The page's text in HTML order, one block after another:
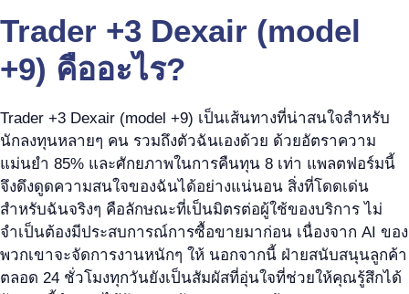
Trader +3 Dexair (model
+9) คืออะไร?
Trader +3 Dexair (model +9) เป็นเส้นทางที่น่าสนใจสำหรับ
นักลงทุนหลายๆ คน รวมถึงตัวฉันเองด้วย ด้วยอัตราความ
แม่นยำ 85% และศักยภาพในการคืนทุน 8 เท่า แพลตฟอร์มนี้
จึงดึงดูดความสนใจของฉันได้อย่างแน่นอน สิ่งที่โดดเด่น
สำหรับฉันจริงๆ คือลักษณะที่เป็นมิตรต่อผู้ใช้ของบริการ ไม่
จำเป็นต้องมีประสบการณ์การซื้อขายมาก่อน เนื่องจาก AI ของ
พวกเขาจะจัดการงานหนักๆ ให้ นอกจากนี้ ฝ่ายสนับสนุนลูกค้า
ตลอด 24 ชั่วโมงทุกวันยังเป็นสัมผัสที่อุ่นใจที่ช่วยให้คุณรู้สึกได้